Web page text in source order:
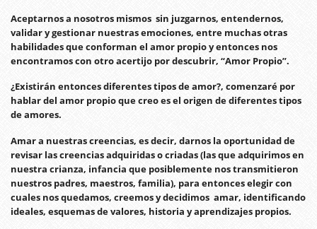
Aceptarnos a nosotros mismos sin juzgarnos, entendernos,
validar y gestionar nuestras emociones, entre muchas otras
habilidades que conforman el amor propio y entonces nos
encontramos con otro acertijo por descubrir, “Amor Propio”.
¿Existirán entonces diferentes tipos de amor?, comenzaré por
hablar del amor propio que creo es el origen de diferentes tipos
de amores.
Amar a nuestras creencias, es decir, darnos la oportunidad de
revisar las creencias adquiridas o criadas (las que adquirimos en
nuestra crianza, infancia que posiblemente nos transmitieron
nuestros padres, maestros, familia), para entonces elegir con
cuales nos quedamos, creemos y decidimos amar, identificando
ideales, esquemas de valores, historia y aprendizajes propios.